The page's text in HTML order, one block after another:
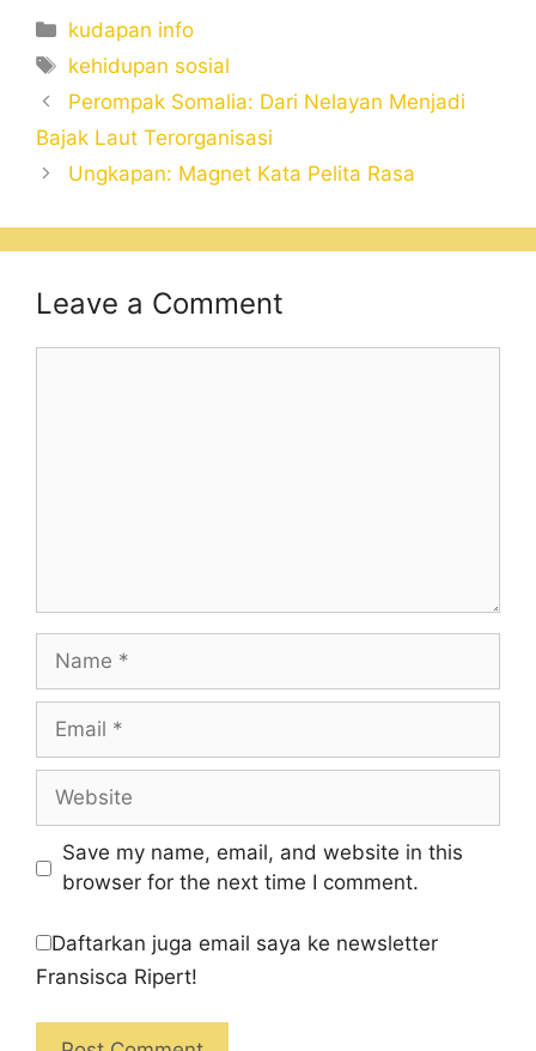
Categories
kudapan info
Tags
kehidupan sosial
Perompak Somalia: Dari Nelayan Menjadi
Bajak Laut Terorganisasi
Ungkapan: Magnet Kata Pelita Rasa
Leave a Comment
Name
Email
Website
Save my name, email, and website in this
browser for the next time I comment.
Daftarkan juga email saya ke newsletter
Fransisca Ripert!